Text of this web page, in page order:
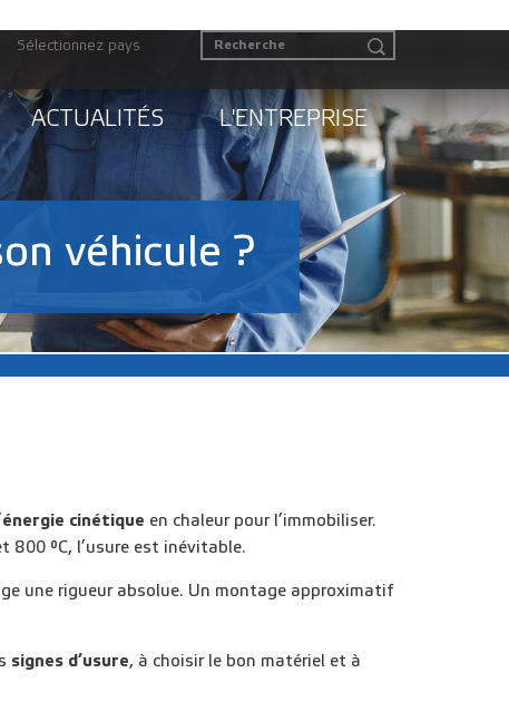
Sélectionnez pays
ACTUALITÉS L'ENTREPRISE
véhicule ?
énergie cinétique en chaleur pour l’immobiliser.
°C, l’usure est inévitable.
une rigueur absolue. Un montage approximatif
signes d’usure, à choisir le bon matériel et à